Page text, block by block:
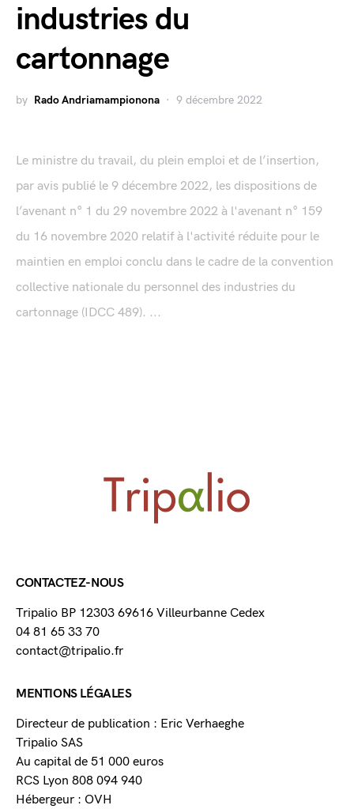
industries du
cartonnage
by Rado Andriamampionona 9 décembre 2022
Le ministre du travail, du plein emploi et de l’insertion,
par avis publié le 9 décembre 2022, les dispositions de
l’avenant n° 1 du 29 novembre 2022 à l'avenant n° 159
du 16 novembre 2020 relatif à l'activité réduite pour le
maintien en emploi conclu dans le cadre de la convention
collective nationale du personnel des industries du
cartonnage (IDCC 489). ...
CONTACTEZ-NOUS
Tripalio BP 12303 69616 Villeurbanne Cedex
04 81 65 33 70
contact@tripalio.fr
MENTIONS LÉGALES
Directeur de publication : Eric Verhaeghe
Tripalio SAS
Au capital de 51 000 euros
RCS Lyon 808 094 940
Hébergeur : OVH